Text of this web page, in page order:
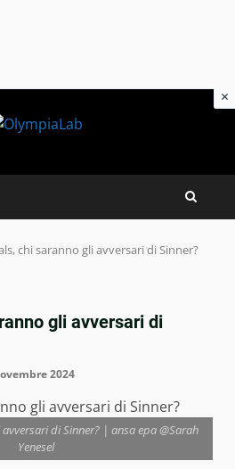
chi saranno gli avversari di Sinner?
gli avversari di
2024
di Sinner? | ansa epa @Sarah
Yenesel
×